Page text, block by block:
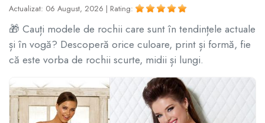
Actualizat: 06 August, 2026 | Rating:
🎁 Cauți modele de rochii care sunt în tendințele actuale
și în vogă? Descoperă orice culoare, print și formă, fie
că este vorba de rochii scurte, midii și lungi.